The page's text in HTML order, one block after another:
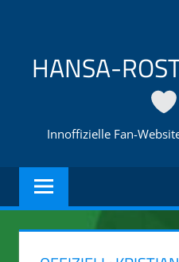
springenHANSA-
Innoffizielle Fan-